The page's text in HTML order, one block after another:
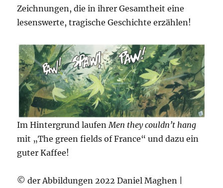
Zeichnungen, die in ihrer Gesamtheit eine
lesenswerte, tragische Geschichte erzählen!
Im Hintergrund laufen Men they couldn’t hang
mit „The green fields of France“ und dazu ein
guter Kaffee!
© der Abbildungen 2022 Daniel Maghen |